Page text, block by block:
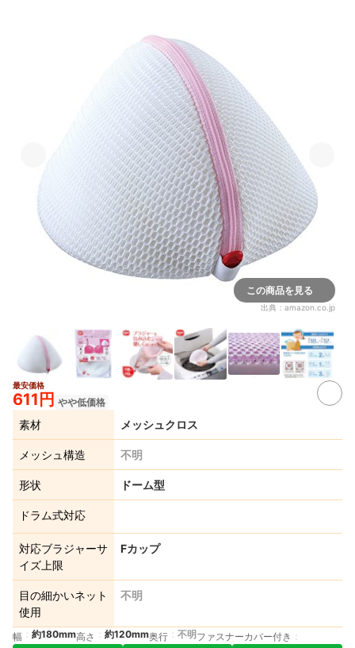
この商品を見る
出典： amazon.co.jp
最安価格
611円 やや低価格
素材 メッシュクロス
メッシュ構造 不明
形状 ドーム型
ドラム式対応
対応ブラジャーサ
イズ上限
Fカップ
目の細かいネット
使用
不明
幅 約180mm高さ 約120mm奥行 不明 ファスナーカバー付き